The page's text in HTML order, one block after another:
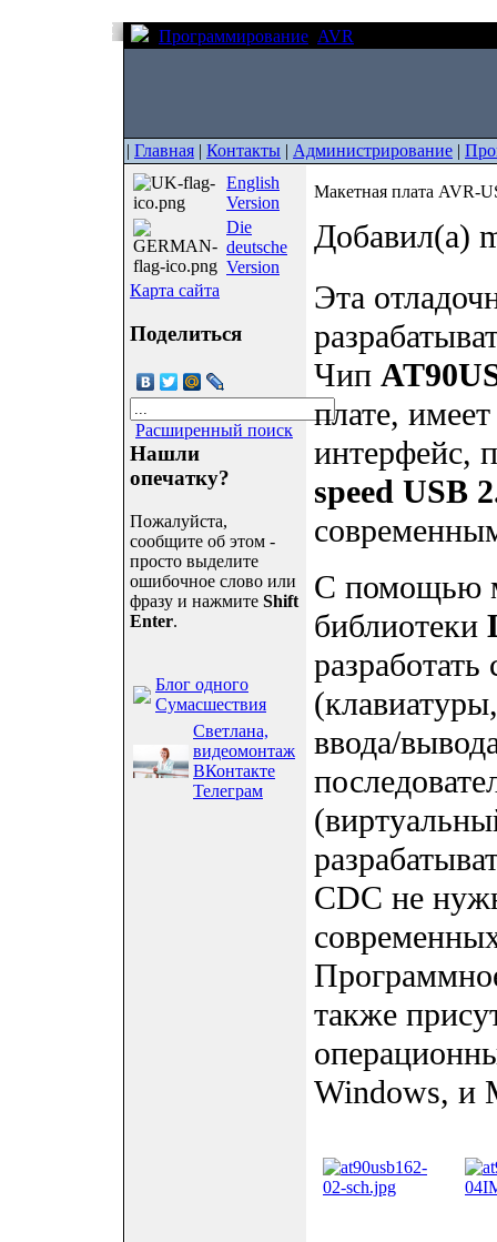
Программирование AVR
| Главная | Контакты | Администрирование |
English
Version
Die
deutsche
Version
Карта сайта
Поделиться
Расширенный поиск
Нашли
опечатку?
Пожалуйста,
сообщите об этом -
просто выделите
ошибочное слово или
фразу и нажмите Shift
Enter.
Блог одного
Сумасшествия
Светлана,
видеомонтаж
ВКонтакте
Телеграм
Макетная плата AVR-
Добавил(а)
Эта
Чип
плате,
интерфейс,
speed USB
С помощью
библиотеки
ввода/
CDC не
также
Windows, и